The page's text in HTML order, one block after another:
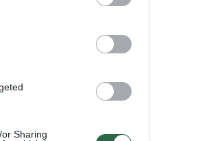
Sharing
kiek